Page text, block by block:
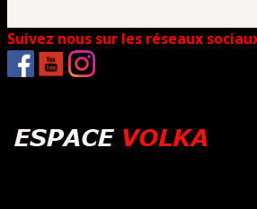
Suivez nous sur les réseaux